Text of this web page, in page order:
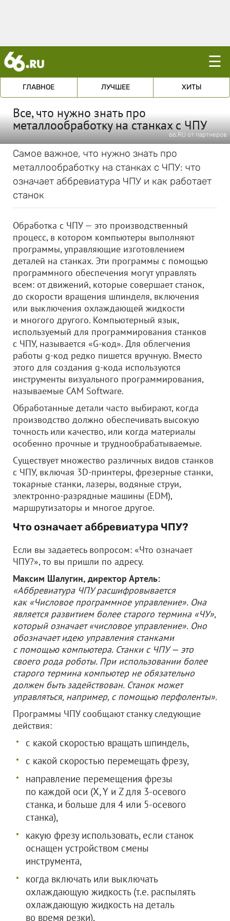
☰
ГЛАВНОЕ ЛУЧШЕЕ ХИТЫ
Все, что нужно знать про
металлообработку на станках с ЧПУ
66.RU от партнеров
Самое важное, что нужно знать про
металлообработку на станках с ЧПУ: что
означает аббревиатура ЧПУ и как работает
станок
Обработка с ЧПУ — это производственный
процесс, в котором компьютеры выполняют
программы, управляющие изготовлением
деталей на станках. Эти программы с помощью
программного обеспечения могут управлять
всем: от движений, которые совершает станок,
до скорости вращения шпинделя, включения
или выключения охлаждающей жидкости
и многого другого. Компьютерный язык,
используемый для программирования станков
с ЧПУ, называется «G-код». Для облегчения
работы g-код редко пишется вручную. Вместо
этого для создания g-кода используются
инструменты визуального программирования,
называемые CAM Software.
Обработанные детали часто выбирают, когда
производство должно обеспечивать высокую
точность или качество, или когда материалы
особенно прочные и труднообрабатываемые.
Существует множество различных видов станков
с ЧПУ, включая 3D-принтеры, фрезерные станки,
токарные станки, лазеры, водяные струи,
электронно-разрядные машины (EDM),
маршрутизаторы и многое другое.
Что означает аббревиатура ЧПУ?
Если вы задаетесь вопросом: «Что означает
ЧПУ?», то вы пришли по адресу.
Максим Шалугин, директор Артель:
«Аббревиатура ЧПУ расшифровывается
как «Числовое программное управление». Она
является развитием более старого термина «ЧУ»,
который означает «числовое управление». Оно
обозначает идею управления станками
с помощью компьютера. Станки с ЧПУ — это
своего рода роботы. При использовании более
старого термина компьютер не обязательно
должен быть задействован. Станок может
управляться, например, с помощью перфоленты».
Программы ЧПУ сообщают станку следующие
действия:
с какой скоростью вращать шпиндель,
с какой скоростью перемещать фрезу,
направление перемещения фрезы
по каждой оси (X, Y и Z для 3-осевого
станка, и больше для 4 или 5-осевого
станка),
какую фрезу использовать, если станок
оснащен устройством смены
инструмента,
когда включать или выключать
охлаждающую жидкость (т.е. распылять
охлаждающую жидкость на деталь
во время резки),